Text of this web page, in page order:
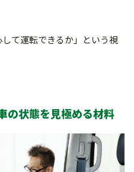
て運転できるか」という視
の状態を見極める材料